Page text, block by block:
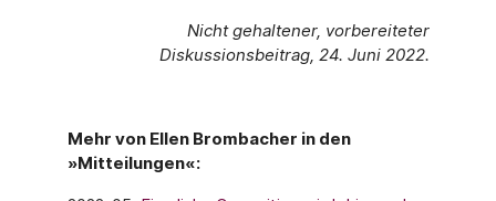
Nicht gehaltener, vorbereiteter
Diskussionsbeitrag, 24. Juni 2022.
Mehr von Ellen Brombacher in den
»Mitteilungen«: